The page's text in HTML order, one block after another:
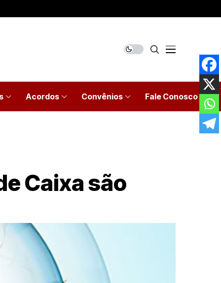
Acordos Convênios Fale Conosco
Caixa são